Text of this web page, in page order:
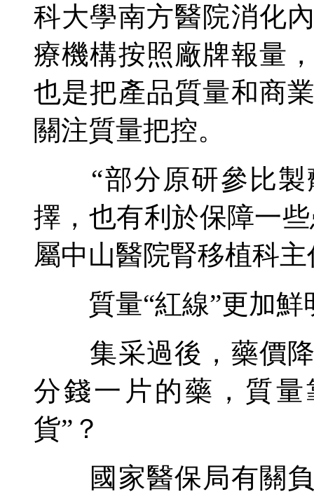
科大學南方醫院消化
療機構按照廠牌報量
也是把產品質量和商
關注質量把控。
“部分原研參比製
擇，也有利於保障一
屬中山醫院腎移植科
質量“紅線”更加
集采過後，藥價降
分錢一片的藥，質
貨”？
國家醫保局有關負